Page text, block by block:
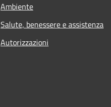
Ambiente
Salute, benessere e assistenza
Autorizzazioni